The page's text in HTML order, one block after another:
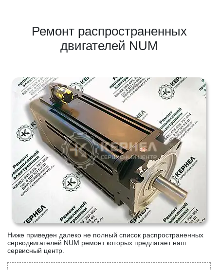
Ремонт распространенных
двигателей NUM
Ниже приведен далеко не полный список распространенных
серводвигателей NUM ремонт которых предлагает наш
сервисный центр.